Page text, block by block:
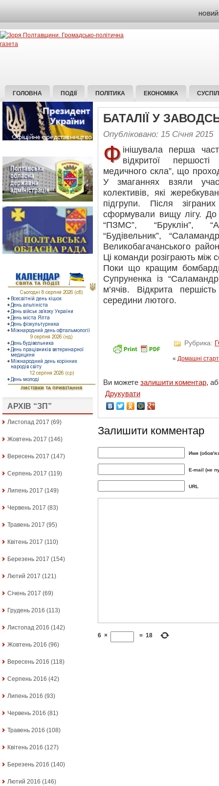
НОВИЙ
ГОЛОВНА ПОДІЇ ПОЛІТИКА ЕКОНОМІКА
АРХІВ “ЗП”
Листопад 2017 (69)
Жовтень 2017 (146)
Вересень 2017 (147)
Серпень 2017 (119)
Липень 2017 (149)
Червень 2017 (83)
Травень 2017 (95)
Квітень 2017 (110)
Березень 2017 (154)
Лютий 2017 (121)
Січень 2017 (69)
Грудень 2016 (113)
Листопад 2016 (142)
Жовтень 2016 (96)
Вересень 2016 (118)
Серпень 2016 (42)
Липень 2016 (93)
Червень 2016 (81)
Травень 2016 (108)
Квітень 2016 (127)
Березень 2016 (140)
Лютий 2016 (146)
БАТАЛІЇ У
Опубліковано: 15 Січня 2015
Ф інішувала перша
відкритої
медичного скла”, що
У змаганнях взяли
колективів, які
підгрупи. Після
сформували вищу лігу. До
“ПЗМС”, “Бруклін”,
“Будівельник”,
Великобагачанського
Ці команди розіграють між
Поки що кращим
Супруненка із
м’ячів. Відкрита
середини лютого.
Рубрика:
« Домашні
Ви можете залишити коментар,
Друкувати
Залишити комментар
Имя
E-mail (не
URL
6 × = 18